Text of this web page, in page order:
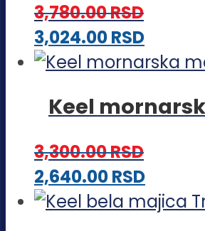
na
stranici
3,780.00RSD
3,024.00RSDOvaj
više
mogu
biti
Keel
3,300.00RSD
2,640.00RSDOvaj